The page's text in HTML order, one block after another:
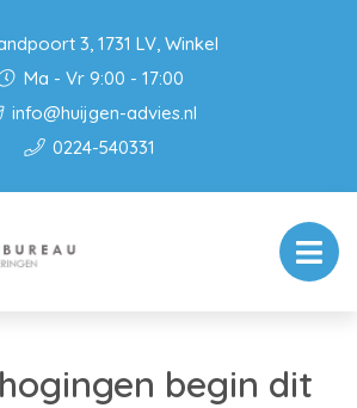
3, 1731 LV, Winkel
Ma - Vr 9:00 - 17:00
info@huijgen-advies.nl
0224-540331
begin dit